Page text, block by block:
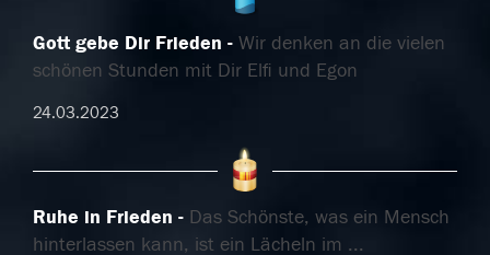
Gott gebe Dir Frieden
Wir denken an die vielen
schönen Stunden mit Dir Elfi und Egon
24.03.2023
Ruhe in Frieden
Das Schönste, was ein Mensch
hinterlassen kann, ist ein Lächeln im ...